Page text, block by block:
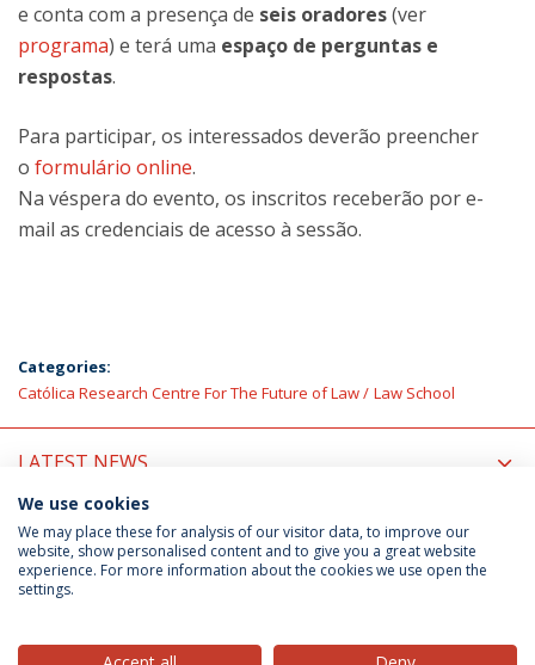
e conta com a presença de seis oradores(ver
programa) e terá uma espaço de perguntas e
respostas.
Para participar, os interessados deverão preencher
o formulário online.
Na véspera do evento, os inscritos receberão por e-
mail as credenciais de acesso à sessão.
Categories:
Católica Research Centre For The Future of Law
Law School
LATEST NEWS
UPCOMING EVENTS
Privacy Policy
We use cookies
We may place these for analysis of our visitor data, to improve our
website, show personalised content and to give you a great website
experience. For more information about the cookies we use open the
settings.